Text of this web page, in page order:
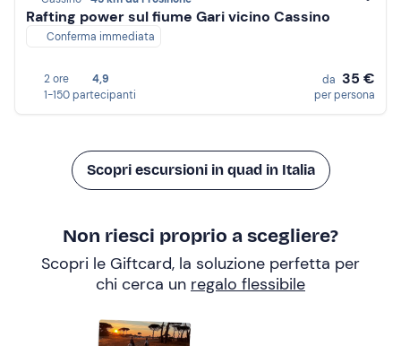
Rafting power sul fiume Gari vicino Cassino
Conferma immediata
2 ore
4,9
1-150 partecipanti
da 35 €
per persona
Scopri escursioni in quad in Italia
Non riesci proprio a scegliere?
Scopri le Giftcard, la soluzione perfetta per
chi cerca un regalo flessibile